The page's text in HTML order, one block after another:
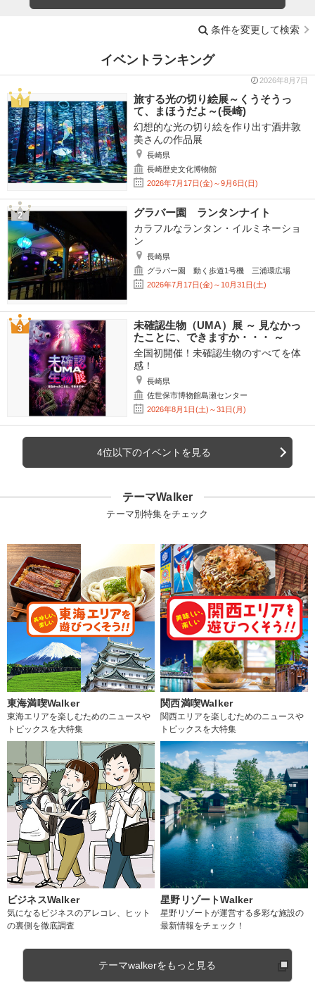
条件を変更して検索
イベントランキング
2026年8月7日
旅する光の切り絵展～くうそうっ
て、まほうだよ～(長崎)
幻想的な光の切り絵を作り出す酒井敦
美さんの作品展
長崎県
長崎歴史文化博物館
2026年7月17日(金)～9月6日(日)
グラバー園 ランタンナイト
カラフルなランタン・イルミネーショ
ン
長崎県
グラバー園 動く歩道1号機 三浦環広場
2026年7月17日(金)～10月31日(土)
未確認生物（UMA）展 ～ 見なかっ
たことに、できますか・・・ ～
全国初開催！未確認生物のすべてを体
感！
長崎県
佐世保市博物館島瀬センター
2026年8月1日(土)～31日(月)
4位以下のイベントを見る
テーマWalker
テーマ別特集をチェック
東海満喫Walker
東海エリアを楽しむためのニュースや
トピックスを大特集
関西満喫Walker
関西エリアを楽しむためのニュースや
トピックスを大特集
ビジネスWalker
気になるビジネスのアレコレ、ヒット
の裏側を徹底調査
星野リゾートWalker
星野リゾートが運営する多彩な施設の
最新情報をチェック！
テーマwalkerをもっと見る